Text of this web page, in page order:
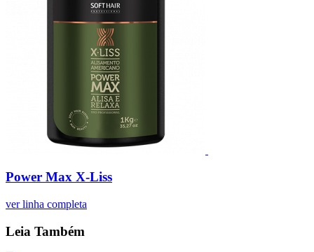
Power Max X-Liss
ver linha completa
Leia Também